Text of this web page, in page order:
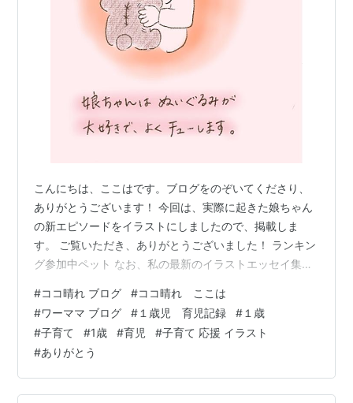
こんにちは、ここはです。ブログをのぞいてくださり、
ありがとうございます！ 今回は、実際に起きた娘ちゃん
の新エピソードをイラストにしましたので、掲載しま
す。 ご覧いただき、ありがとうございました！ ランキン
グ参加中ペット なお、私の最新のイラストエッセイ集は
ちいさな手とあたたかい鼻: にぎやかで、愛おしくて、ち
ょっと泣ける家族のストーリー 作者:ここは Amazon い
つもありがとうございます。 それでは、良い週末をお過
ごしくださいませ^^ ☆★☆ここは☆★☆
#ココ晴れ ブログ #ココ晴れ ここは
#ワーママ ブログ # １歳児 育児記録 # １歳
#子育て #1歳 #育児 #子育て 応援 イラスト
#ありがとう